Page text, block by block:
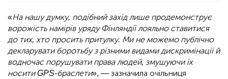
«На нашу думку, подібний захід лише продемонструє
ворожість намірів уряду Фінляндії лояльно ставитися
до тих, хто просить притулку. Ми не можемо публічно
декларувати боротьбу з різними видами дискримінації й
водночас порушувати права людей, змушуючи їх
носити GPS-браслети», — зазначила очільниця